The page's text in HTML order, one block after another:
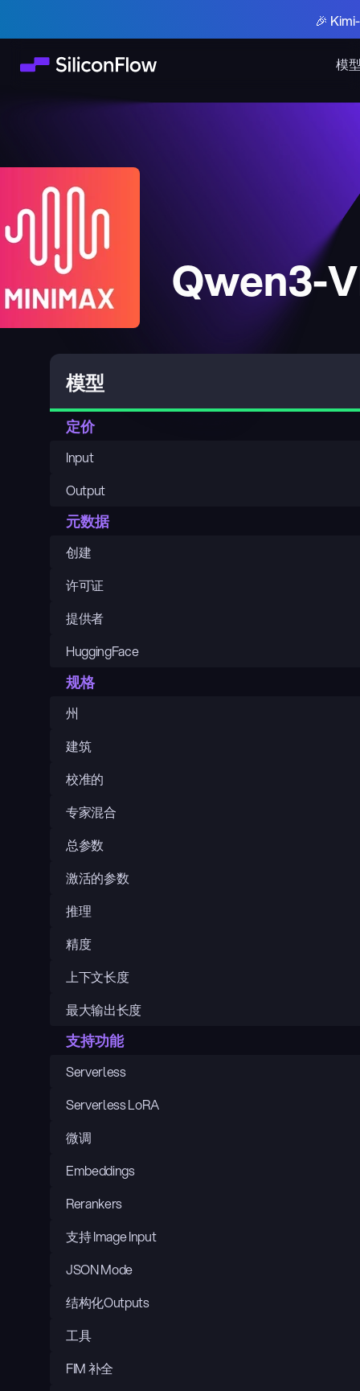
模
🎉
Qwen3-
模型
定价
Input
Output
元数据
创建
许可证
提供者
HuggingFace
规格
州
建筑
校准的
专家混合
总参数
激活的参数
推理
精度
上下文长度
最大输出长度
支持功能
Serverless
Serverless LoRA
微调
Embeddings
Rerankers
支持 Image Input
JSON Mode
结构化Outputs
工具
FIM 补全